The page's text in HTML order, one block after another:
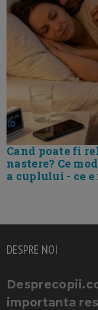
Cand poate fi
nastere? Ce
a cuplului - ce
DESPRE NOI
importanta